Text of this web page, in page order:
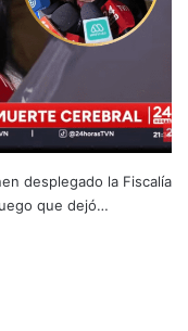
desplegado la Fiscalía
que dejó…